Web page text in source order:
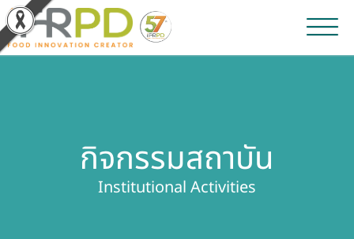
ผลิตภัณฑ์และจำหน่าย
กิจกรรมสถาบัน
Institutional Activities